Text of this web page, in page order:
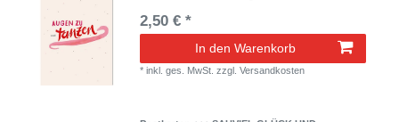
2,50 € *
In den Warenkorb
*inkl. ges. MwSt. zzgl.Versandkosten